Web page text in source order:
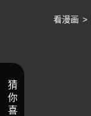
看漫画 >
猜
你
喜